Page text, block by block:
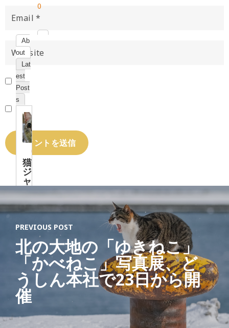
0
Ab
out
Lat
est
Post
s
猫
ジ
ャ
ー
ナ
リ
ス
ト
「
て
の
猫
と
、
PREVIOUS POST
北の大地の「ゆきねこ」
「かべねこ」写真展、ど
うしん本社で23日から開
催